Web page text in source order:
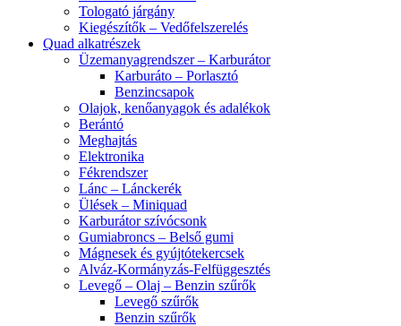
Tologató járgány
Kiegészítők – Vedőfelszerelés
Quad alkatrészek
Üzemanyagrendszer – Karburátor
Karburáto – Porlasztó
Benzincsapok
Olajok, kenőanyagok és adalékok
Berántó
Meghajtás
Elektronika
Fékrendszer
Lánc – Lánckerék
Ülések – Miniquad
Karburátor szívócsonk
Gumiabroncs – Belső gumi
Mágnesek és gyújtótekercsek
Alváz-Kormányzás-Felfüggesztés
Levegő – Olaj – Benzin szűrők
Levegő szűrők
Benzin szűrők